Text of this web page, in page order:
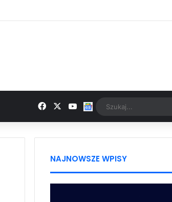
FacebookYouTubeGoogle News
NAJNOWSZE WPISY